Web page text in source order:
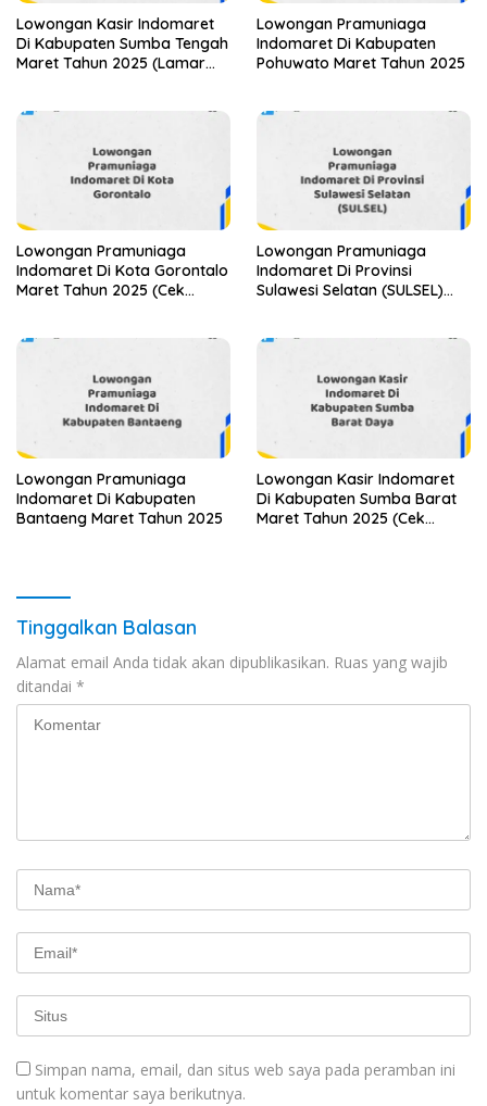
Lowongan Kasir Indomaret
Di Kabupaten Sumba Tengah
Maret Tahun 2025 (Lamar
Lowongan Pramuniaga
Indomaret Di Kabupaten
Pohuwato Maret Tahun 2025
Lowongan Pramuniaga
Indomaret Di Kota Gorontalo
Maret Tahun 2025 (Cek
Lowongan Pramuniaga
Indomaret Di Provinsi
Sulawesi Selatan (SULSEL)
Lowongan Pramuniaga
Indomaret Di Kabupaten
Bantaeng Maret Tahun 2025
Lowongan Kasir Indomaret
Di Kabupaten Sumba Barat
Maret Tahun 2025 (Cek
Tinggalkan Balasan
Alamat email Anda tidak akan dipublikasikan. Ruas yang wajib
ditandai *
Simpan nama, email, dan situs web saya pada peramban ini
untuk komentar saya berikutnya.